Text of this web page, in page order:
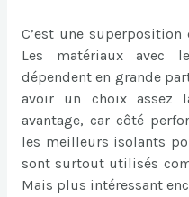
C’est une superposition
Les matériaux avec
dépendent en grande
avoir un choix assez
avantage, car côté
les meilleurs isolants
sont surtout utilisés
Mais plus intéressant